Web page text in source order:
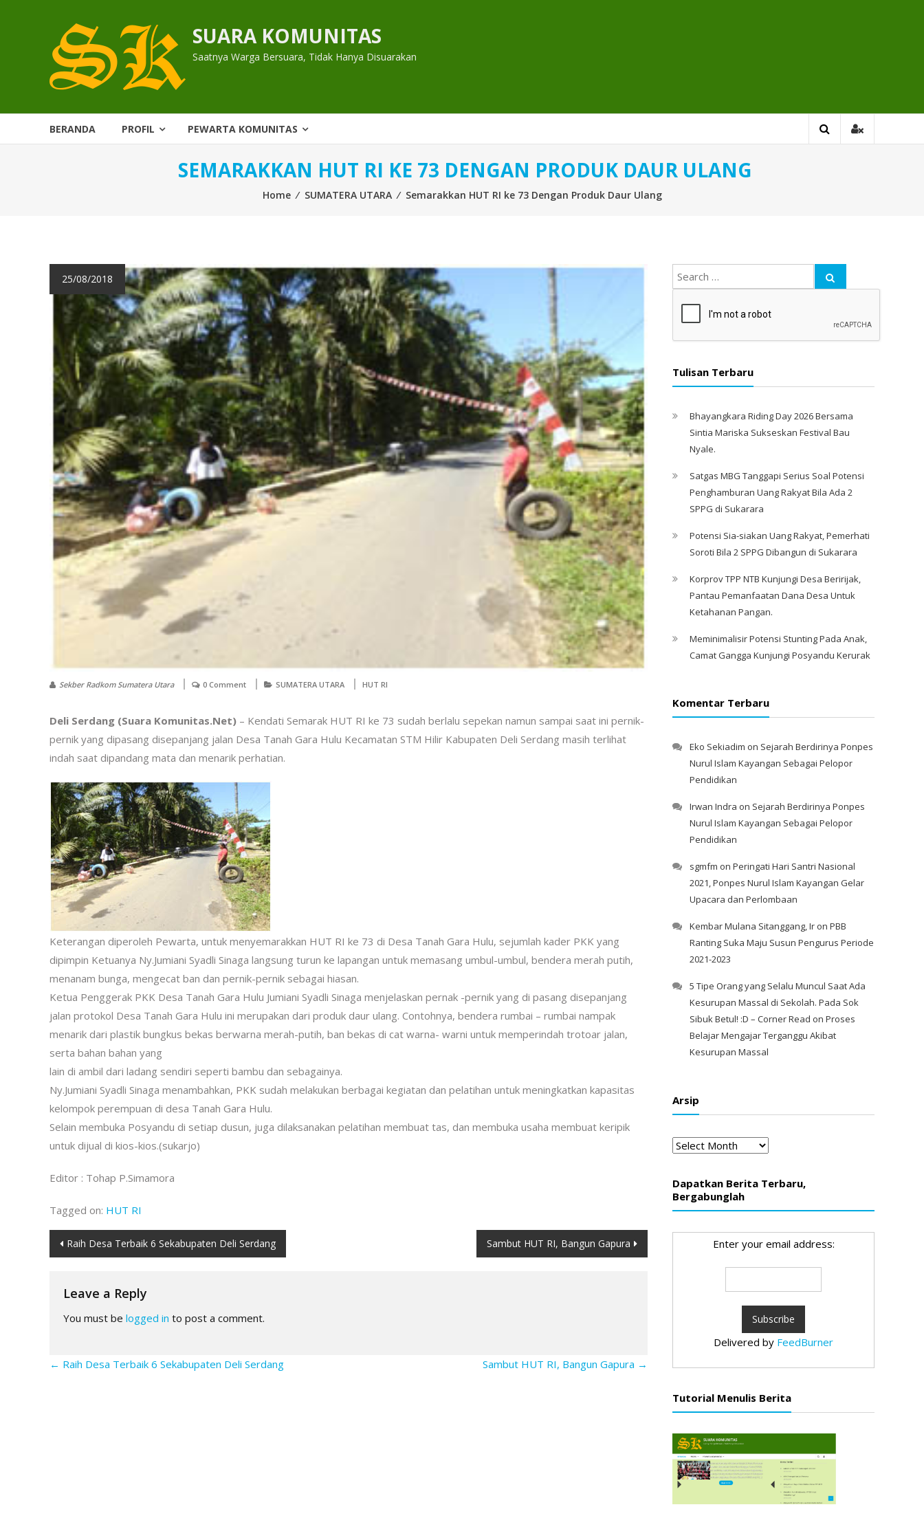
SUARA KOMUNITAS
Saatnya Warga Bersuara, Tidak Hanya Disuarakan
BERANDA PROFIL PEWARTA KOMUNITAS
SEMARAKKAN HUT RI KE 73 DENGAN PRODUK DAUR ULANG
Home ⁄ SUMATERA UTARA ⁄ Semarakkan HUT RI ke 73 Dengan Produk Daur Ulang
25/08/2018
Sekber Radkom Sumatera Utara 0 Comment SUMATERA UTARA HUT RI
Deli Serdang (Suara Komunitas.Net) – Kendati Semarak HUT RI ke 73 sudah berlalu sepekan namun sampai saat ini pernik-
pernik yang dipasang disepanjang jalan Desa Tanah Gara Hulu Kecamatan STM Hilir Kabupaten Deli Serdang masih terlihat
indah saat dipandang mata dan menarik perhatian.
Keterangan diperoleh Pewarta, untuk menyemarakkan HUT RI ke 73 di Desa Tanah Gara Hulu, sejumlah kader PKK yang
dipimpin Ketuanya Ny.Jumiani Syadli Sinaga langsung turun ke lapangan untuk memasang umbul-umbul, bendera merah putih,
menanam bunga, mengecat ban dan pernik-pernik sebagai hiasan.
Ketua Penggerak PKK Desa Tanah Gara Hulu Jumiani Syadli Sinaga menjelaskan pernak -pernik yang di pasang disepanjang
jalan protokol Desa Tanah Gara Hulu ini merupakan dari produk daur ulang. Contohnya, bendera rumbai – rumbai nampak
menarik dari plastik bungkus bekas berwarna merah-putih, ban bekas di cat warna- warni untuk memperindah trotoar jalan,
serta bahan bahan yang
lain di ambil dari ladang sendiri seperti bambu dan sebagainya.
Ny.Jumiani Syadli Sinaga menambahkan, PKK sudah melakukan berbagai kegiatan dan pelatihan untuk meningkatkan kapasitas
kelompok perempuan di desa Tanah Gara Hulu.
Selain membuka Posyandu di setiap dusun, juga dilaksanakan pelatihan membuat tas, dan membuka usaha membuat keripik
untuk dijual di kios-kios.(sukarjo)
Editor : Tohap P.Simamora
Tagged on: HUT RI
Post
Raih Desa Terbaik 6 Sekabupaten Deli Serdang Sambut HUT RI, Bangun Gapura
Leave a Reply
You must be logged in to post a comment.
← Raih Desa Terbaik 6 Sekabupaten Deli Serdang Sambut HUT RI, Bangun Gapura →
Tulisan Terbaru
Bhayangkara Riding Day 2026 Bersama
Sintia Mariska Sukseskan Festival Bau
Nyale. ‎
Satgas MBG Tanggapi Serius Soal Potensi
Penghamburan Uang Rakyat Bila Ada 2
SPPG di Sukarara
Potensi Sia-siakan Uang Rakyat, Pemerhati
Soroti Bila 2 SPPG Dibangun di Sukarara
Korprov TPP NTB Kunjungi Desa Beririjak,
Pantau Pemanfaatan Dana Desa Untuk
Ketahanan Pangan.
Meminimalisir Potensi Stunting Pada Anak,
Camat Gangga Kunjungi Posyandu Kerurak
Komentar Terbaru
Eko Sekiadim on Sejarah Berdirinya Ponpes
Nurul Islam Kayangan Sebagai Pelopor
Pendidikan
Irwan Indra on Sejarah Berdirinya Ponpes
Nurul Islam Kayangan Sebagai Pelopor
Pendidikan
sgmfm on Peringati Hari Santri Nasional
2021, Ponpes Nurul Islam Kayangan Gelar
Upacara dan Perlombaan
Kembar Mulana Sitanggang, Ir on PBB
Ranting Suka Maju Susun Pengurus Periode
2021-2023
5 Tipe Orang yang Selalu Muncul Saat Ada
Kesurupan Massal di Sekolah. Pada Sok
Sibuk Betul! :D – Corner Read on Proses
Belajar Mengajar Terganggu Akibat
Kesurupan Massal
Arsip
Arsip
Dapatkan Berita Terbaru,
Bergabunglah
Enter your email address:
Delivered by FeedBurner
Tutorial Menulis Berita